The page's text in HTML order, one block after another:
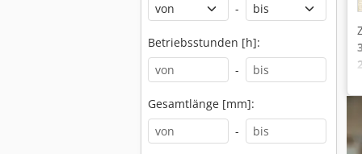
-
Betriebsstunden [h]:
-
Gesamtlänge [mm]:
-